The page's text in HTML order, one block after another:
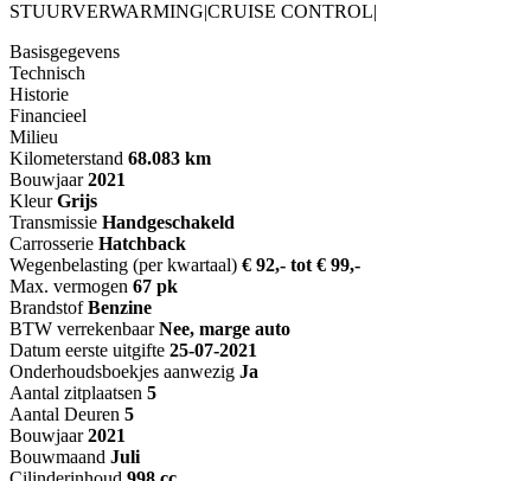
STUURVERWARMING|CRUISE CONTROL|
Basisgegevens
Technisch
Historie
Financieel
Milieu
Kilometerstand 68.083 km
Bouwjaar 2021
Kleur Grijs
Transmissie Handgeschakeld
Carrosserie Hatchback
Wegenbelasting (per kwartaal) € 92,- tot € 99,-
Max. vermogen 67 pk
Brandstof Benzine
BTW verrekenbaar Nee, marge auto
Datum eerste uitgifte 25-07-2021
Onderhoudsboekjes aanwezig Ja
Aantal zitplaatsen 5
Aantal Deuren 5
Bouwjaar 2021
Bouwmaand Juli